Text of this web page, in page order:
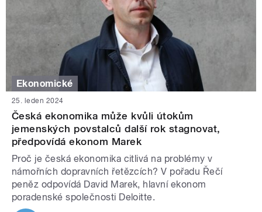
Ekonomické
25. leden 2024
Česká ekonomika může kvůli útokům
jemenských povstalců další rok stagnovat,
předpovídá ekonom Marek
Proč je česká ekonomika citlivá na problémy v
námořních dopravních řetězcích? V pořadu Řečí
peněz odpovídá David Marek, hlavní ekonom
poradenské společnosti Deloitte.